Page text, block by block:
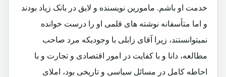
خدمت او باشم. مامورین نویسنده و لایق در بانک زیاد بودند
و اما متأسفانه نوشته های قلمی او را درست خوانده
نمیتوانستند، زیرا آقای زابلی با وجودیکه مرد صاحب
مطالعه، دانا و با کفایت در امور اقتصادی و تجارت و با
احاطه کامل در مسائل سیاسی و تاریخی بود، املای